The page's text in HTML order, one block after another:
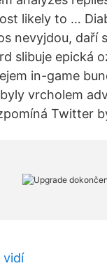
likely to …
nevyjdou, daří
slibuje epická
in-game
vrcholem
Twitter
vidí